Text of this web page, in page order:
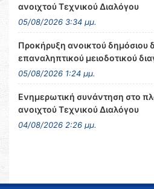
ανοιχτού Τεχνικού Διαλόγου
05/08/2026 3:34 μμ.
Προκήρυξη ανοικτού δημόσιου
επαναληπτικού μειοδοτικού
05/08/2026 1:24 μμ.
Ενημερωτική συνάντηση στο
ανοιχτού Τεχνικού Διαλόγου
04/08/2026 2:26 μμ.